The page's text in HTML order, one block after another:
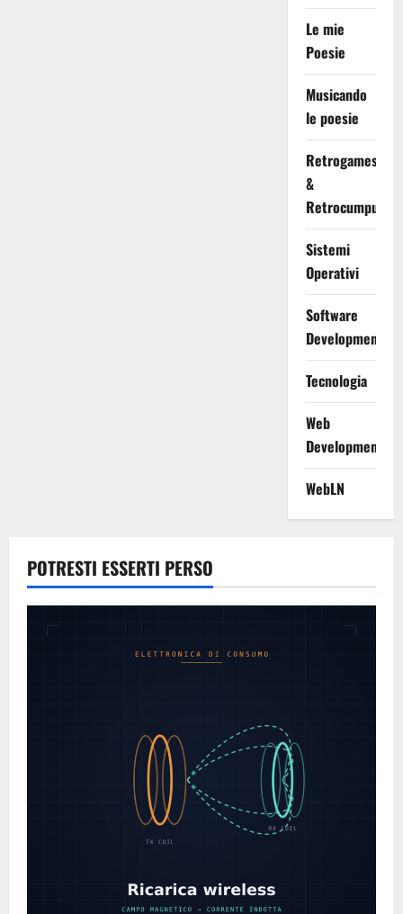
Le mie
Poesie
Musicando
le poesie
Retrogames
&
Retrocumputing
Sistemi
Operativi
Software
Development
Tecnologia
Web
Development
WebLN
POTRESTI ESSERTI PERSO